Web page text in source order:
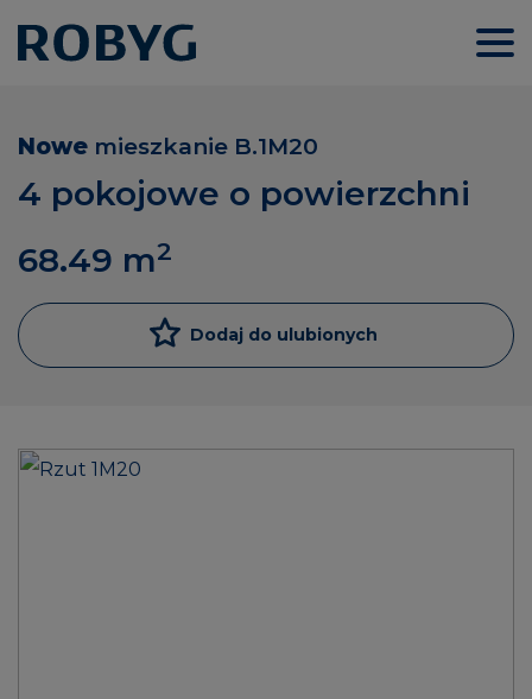
Nowe mieszkanie B.1M20
4 pokojowe o powierzchni
68.49 m2
Dodaj do ulubionych